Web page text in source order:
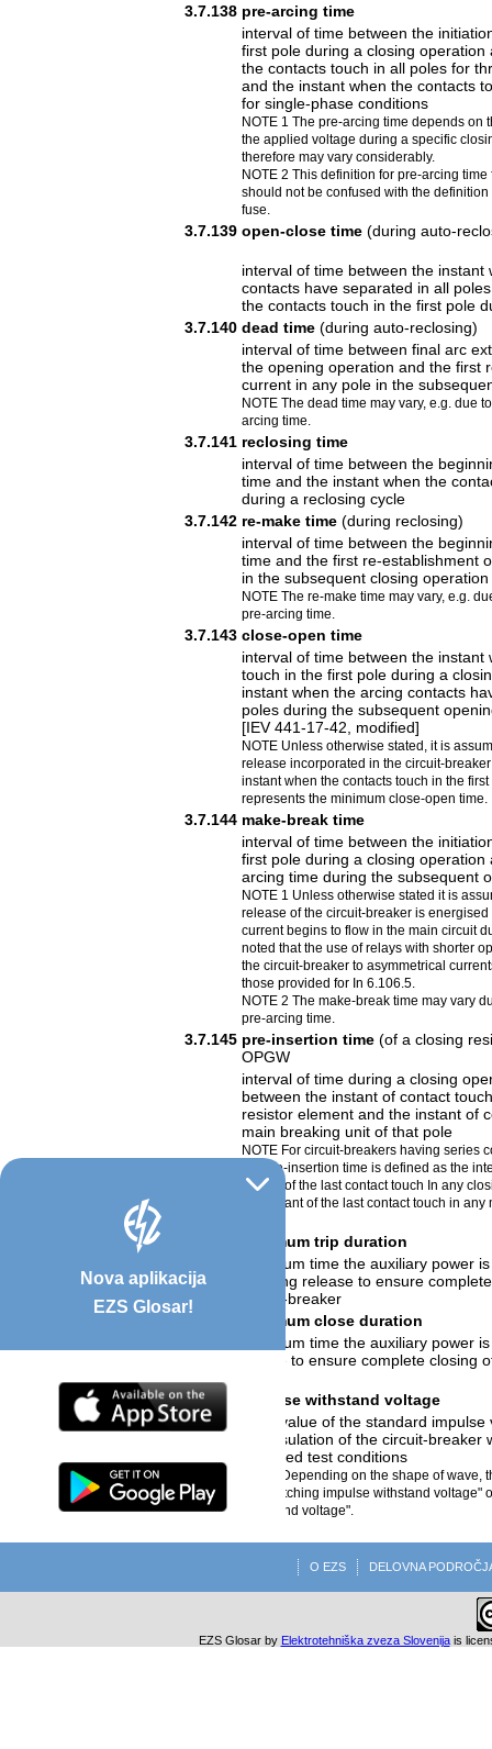
3.7.138 pre-arcing time
interval of time between the
first pole during a closing operation
the contacts touch in all poles for
and the instant when the contacts
for single-phase conditions
NOTE 1 The pre-arcing time depends on
the applied voltage during a specific
therefore may vary considerably.
NOTE 2 This definition for pre-arcing
should not be confused with the
fuse.
3.7.139 open-close time (during auto-
interval of time between the instant
contacts have separated in all
the contacts touch in the first pole
3.7.140 dead time (during auto-reclosing)
interval of time between final arc
the opening operation and the first
current in any pole in the
NOTE The dead time may vary, e.g. due
arcing time.
3.7.141 reclosing time
interval of time between the
time and the instant when the
during a reclosing cycle
3.7.142 re-make time (during reclosing)
interval of time between the
time and the first re-establishment
in the subsequent closing operation
NOTE The re-make time may vary, e.g.
pre-arcing time.
3.7.143 close-open time
interval of time between the instant
touch in the first pole during a
instant when the arcing contacts
poles during the subsequent
[IEV 441-17-42, modified]
NOTE Unless otherwise stated, it is
release incorporated in the circuit-
instant when the contacts touch in the
represents the minimum close-open time.
3.7.144 make-break time
interval of time between the
first pole during a closing operation
arcing time during the subsequent
NOTE 1 Unless otherwise stated it is
release of the circuit-breaker is
current begins to flow in the main circuit
noted that the use of relays with shorter
the circuit-breaker to asymmetrical
those provided for In 6.106.5.
NOTE 2 The make-break time may vary
pre-arcing time.
3.7.145 pre-insertion time (of a closing
OPGW
interval of time during a closing
between the instant of contact
resistor element and the instant of
main breaking unit of that pole
NOTE For circuit-breakers having series
the pre-insertion time is defined as the
instant of the last contact touch In any
the instant of the last contact touch in
minimum trip duration
minimum time the auxiliary power
opening release to ensure
circuit-breaker
minimum close duration
minimum time the auxiliary power
device to ensure complete closing
3.7.156
impulse withstand voltage
peak value of the standard
the insulation of the circuit-breaker
specified test conditions
NOTE Depending on the shape of wave,
as "switching impulse withstand voltage"
withstand voltage".
Nova aplikacija
EZS Glosar!
O EZS DELOVNA
EZS Glosarby Elektrotehniška zveza Slovenijais